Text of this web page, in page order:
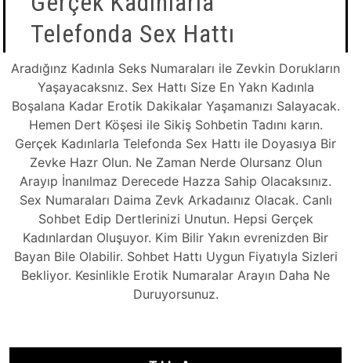
Telefonda Sex Hattı
Aradığınz Kadınla Seks Numaraları ile Zevkin Dorukların
Yaşayacaksnız. Sex Hattı Size En Yakn Kadınla
Boşalana Kadar Erotik Dakikalar Yaşamanızı Salayacak.
Hemen Dert Köşesi ile Sikiş Sohbetin Tadını karın.
Gerçek Kadınlarla Telefonda Sex Hattı ile Doyasıya Bir
Zevke Hazr Olun. Ne Zaman Nerde Olursanz Olun
Arayıp İnanılmaz Derecede Hazza Sahip Olacaksınız.
Sex Numaraları Daima Zevk Arkadaınız Olacak. Canlı
Sohbet Edip Dertlerinizi Unutun. Hepsi Gerçek
Kadınlardan Oluşuyor. Kim Bilir Yakın evrenizden Bir
Bayan Bile Olabilir. Sohbet Hattı Uygun Fiyatıyla Sizleri
Bekliyor. Kesinlikle Erotik Numaralar Arayın Daha Ne
Duruyorsunuz.